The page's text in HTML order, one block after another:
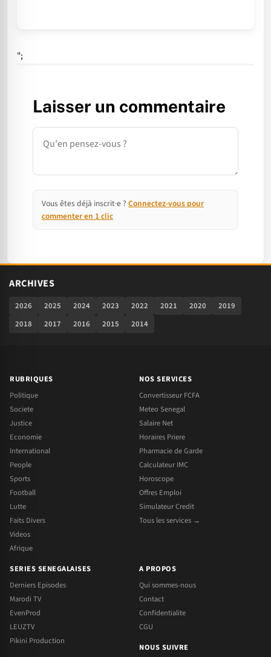
";
Laisser un commentaire
Commentaire
Vous êtes déjà inscrit·e ? Connectez-vous pour
commenter en 1 clic
ARCHIVES
2026 2025 2024 2023 2022 2021 2020
2019
2018
2017 2016 2015 2014
RUBRIQUES
Politique
Societe
Justice
Economie
International
People
Sports
Football
Lutte
Faits Divers
Videos
Afrique
NOS SERVICES
Convertisseur FCFA
Meteo Senegal
Salaire Net
Horaires Priere
Pharmacie de Garde
Calculateur IMC
Horoscope
Offres Emploi
Simulateur Credit
Tous les services →
SERIES SENEGALAISES
Derniers Episodes
Marodi TV
EvenProd
LEUZTV
Pikini Production
A PROPOS
Qui sommes-nous
Contact
Confidentialite
CGU
NOUS SUIVRE